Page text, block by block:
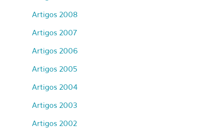
Artigos 2008
Artigos 2007
Artigos 2006
Artigos 2005
Artigos 2004
Artigos 2003
Artigos 2002